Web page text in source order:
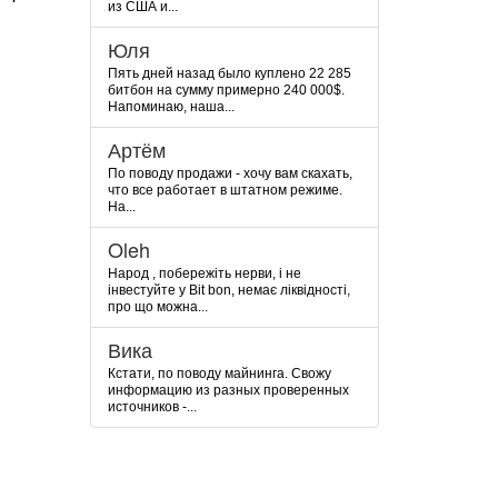
из США и...
Юля
Пять дней назад было куплено 22 285
битбон на сумму примерно 240 000$.
Напоминаю, наша...
Артём
По поводу продажи - хочу вам скахать,
что все работает в штатном режиме.
На...
Oleh
Народ , побережіть нерви, і не
інвестуйте у Bit bon, немає ліквідності,
про що можна...
Вика
Кстати, по поводу майнинга. Свожу
информацию из разных проверенных
источников -...